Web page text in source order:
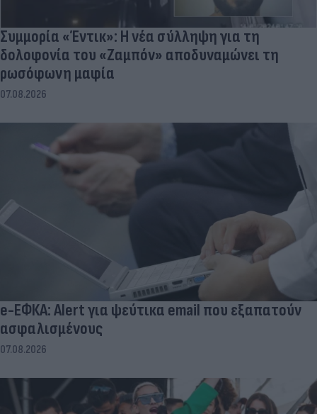
Συμμορία «Έντικ»: Η νέα σύλληψη για τη
δολοφονία του «Ζαμπόν» αποδυναμώνει τη
ρωσόφωνη μαφία
07.08.2026
e-ΕΦΚΑ: Alert για ψεύτικα email που εξαπατούν
ασφαλισμένους
07.08.2026